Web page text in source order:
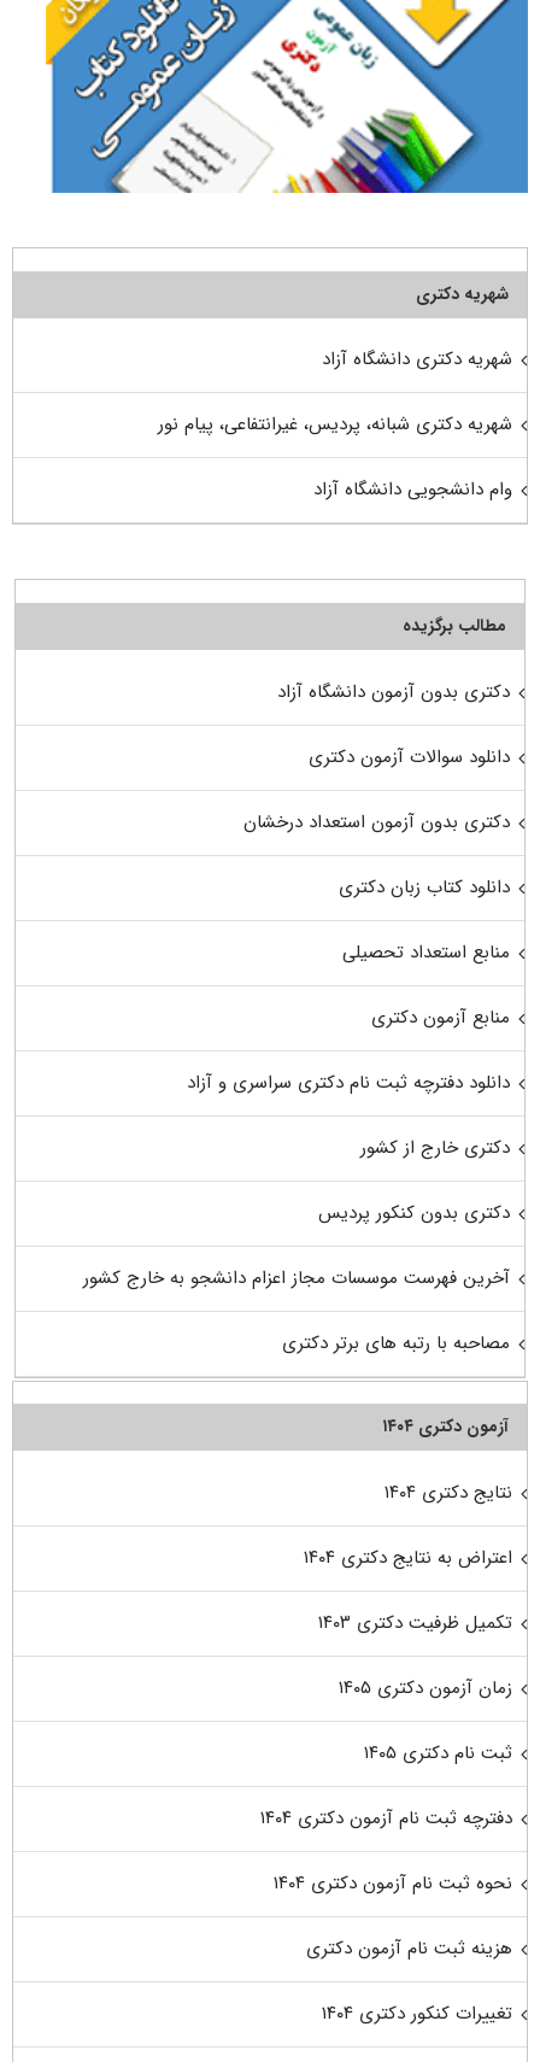
شهریه دکتری
شهریه دکتری دانشگاه آزاد
شهریه دکتری شبانه، پردیس، غیرانتفاعی، پیام نور
وام دانشجویی دانشگاه آزاد
مطالب برگزیده
دکتری بدون آزمون دانشگاه آزاد
دانلود سوالات آزمون دکتری
دکتری بدون آزمون استعداد درخشان
دانلود کتاب زبان دکتری
منابع استعداد تحصیلی
منابع آزمون دکتری
دانلود دفترچه ثبت نام دکتری سراسری و آزاد
دکتری خارج از کشور
دکتری بدون کنکور پردیس
آخرین فهرست موسسات مجاز اعزام دانشجو به خارج کشور
مصاحبه با رتبه های برتر دکتری
آزمون دکتری ۱۴۰۴
نتایج دکتری ۱۴۰۴
اعتراض به نتایج دکتری ۱۴۰۴
تکمیل ظرفیت دکتری ۱۴۰۳
زمان آزمون دکتری ۱۴۰۵
ثبت نام دکتری ۱۴۰۵
دفترچه ثبت نام آزمون دکتری ۱۴۰۴
نحوه ثبت نام آزمون دکتری ۱۴۰۴
هزینه ثبت نام آزمون دکتری
تغییرات کنکور دکتری ۱۴۰۴